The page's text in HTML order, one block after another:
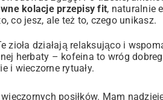
kolacje przepisy fit, naturalnie
co jesz, ale też to, czego unikasz.
działają relaksująco i
herbaty – kofeina to wróg
i wieczorne rytuały.
posiłków. Mam